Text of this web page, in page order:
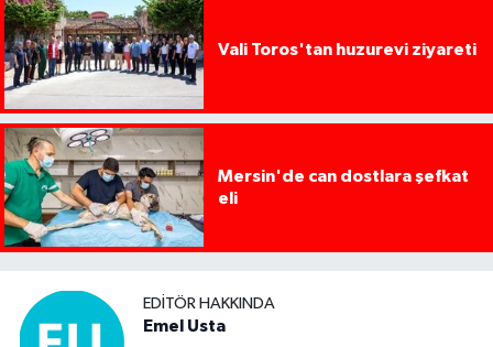
Vali Toros'tan huzurevi ziyareti
Mersin'de can dostlara şefkat
eli
EDITÖR HAKKINDA
Emel Usta